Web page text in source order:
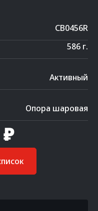
CB0456R
586 г.
Активный
Опора шаровая